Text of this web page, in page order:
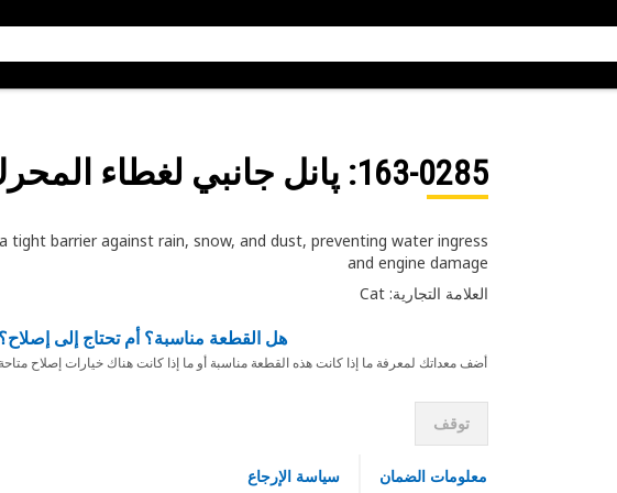
163-0285: پانل جانبي لغطاء
tight barrier against rain, snow, and dust, preventing water ingress
and engine damage
العلامة التجارية: Cat
هل القطعة مناسبة؟ أم تحتاج إلى إصلاح؟
أضف معداتك لمعرفة ما إذا كانت هذه القطعة مناسبة أو ما إذا كانت هناك خيارات إصلاح متاحة
توقف
معلومات الضمان سياسة الإرجاع